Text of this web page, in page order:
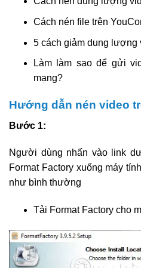
Cách nén file trên
5 cách giảm dung lượng
Làm làm sao để gửi
mạng?
Hướng dẫn nén video
Bước 1:
Người dùng nhấn vào link
Format Factory xuống máy
như bình thường
Tải Format Factory cho